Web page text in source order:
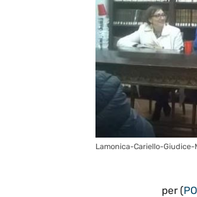
Lamonica-Cariello-
per (